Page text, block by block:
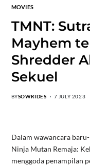
MOVIES
TMNT:
Mayhem
Shredder
Sekuel
BYSOWRIDES 7 JULY 2023
Dalam wawancara
Ninja Mutan Remaja:
menggoda penampilan